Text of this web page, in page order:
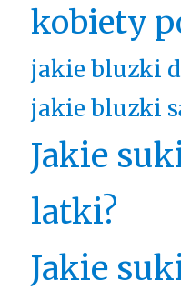
kobiety
jakie bluzki
jakie bluzki
Jakie
latki?
Jakie